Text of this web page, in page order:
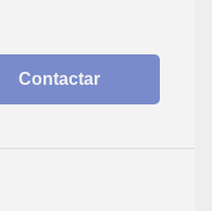
Contactar